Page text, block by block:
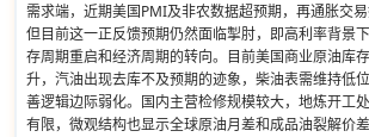
需求端，近期美国PMI及非农数据超预期，再通胀交易
但目前这一正反馈预期仍然面临掣肘，即高利率背景
存周期重启和经济周期的转向。目前美国商业原油库
升，汽油出现去库不及预期的迹象，柴油表需维持低
善逻辑边际弱化。国内主营检修规模较大，地炼开工
有限，微观结构也显示全球原油月差和成品油裂解价差